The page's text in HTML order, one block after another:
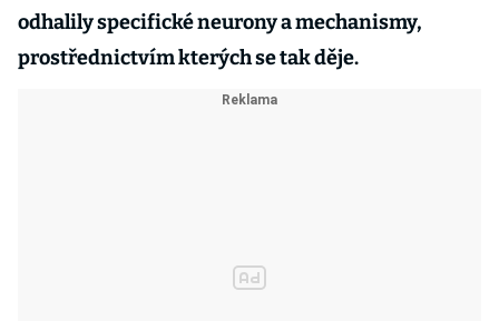
odhalily specifické neurony a mechanismy,
prostřednictvím kterých se tak děje.